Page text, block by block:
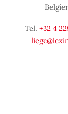
Tel. +32 4